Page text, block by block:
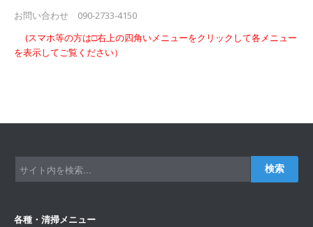
お問い合わせ 090-2733-4150
(スマホ等の方は□右上の四角いメニューをクリックして各メニュー
を表示してご覧ください）
検索
各種・清掃メニュー